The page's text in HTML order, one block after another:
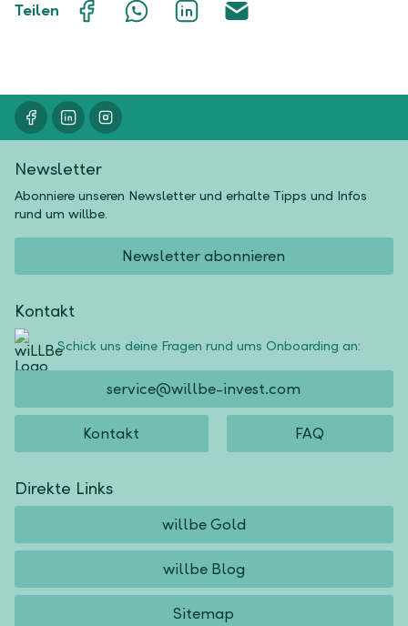
Teilen
Facebook WhatsAppLinkedIn
Newsletter
Abonniere unseren Newsletter und erhalte Tipps und Infos
rund um willbe.
Newsletter abonnieren
Kontakt
Schick uns deine Fragen rund ums Onboarding an:
service@willbe-invest.com
Kontakt FAQ
Direkte Links
willbe Gold
willbe Blog
Sitemap